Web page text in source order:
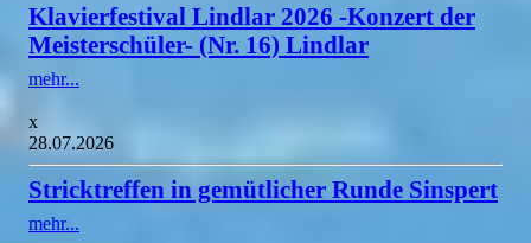
Klavierfestival Lindlar 2026 -Konzert der
Meisterschüler- (Nr. 16) Lindlar
mehr...
x
28.07.2026
Stricktreffen in gemütlicher Runde Sinspert
mehr...